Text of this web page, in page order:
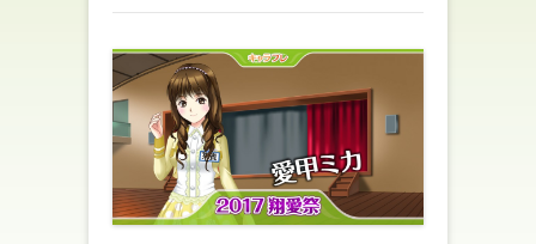
t
r
で
共
有
(
新
し
い
ウ
ィ
ン
ド
ウ
で
有
る
に
は
ク
リ
ッ
ク
し
て
く
だ
さ
い
(